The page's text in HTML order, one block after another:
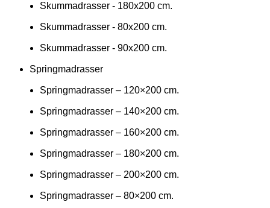
Skummadrasser - 180x200 cm.
Skummadrasser - 80x200 cm.
Skummadrasser - 90x200 cm.
Springmadrasser
Springmadrasser – 120×200 cm.
Springmadrasser – 140×200 cm.
Springmadrasser – 160×200 cm.
Springmadrasser – 180×200 cm.
Springmadrasser – 200×200 cm.
Springmadrasser – 80×200 cm.